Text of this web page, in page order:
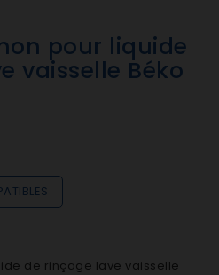
pour liquide
vaisselle Béko
de rinçage lave vaisselle